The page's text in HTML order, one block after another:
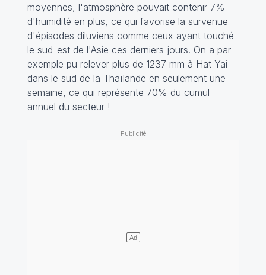
moyennes, l'atmosphère pouvait contenir 7%
d'humidité en plus, ce qui favorise la survenue
d'épisodes diluviens comme ceux ayant touché
le sud-est de l'Asie ces derniers jours. On a par
exemple pu relever plus de 1237 mm à Hat Yai
dans le sud de la Thaïlande en seulement une
semaine, ce qui représente 70% du cumul
annuel du secteur !